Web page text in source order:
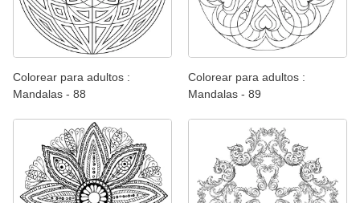
Colorear para adultos :
Mandalas - 88
Colorear para adultos :
Mandalas - 89